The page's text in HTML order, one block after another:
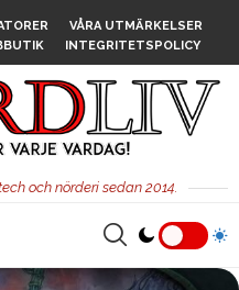
VÅRA UTMÄRKELSER
INTEGRITETSPOLICY
och nörderi sedan 2014.